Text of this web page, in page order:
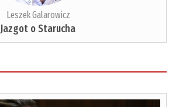
Leszek Galarowicz
Jazgot o Starucha